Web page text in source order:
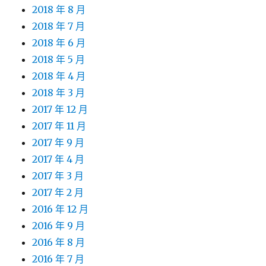
2018 年 8 月
2018 年 7 月
2018 年 6 月
2018 年 5 月
2018 年 4 月
2018 年 3 月
2017 年 12 月
2017 年 11 月
2017 年 9 月
2017 年 4 月
2017 年 3 月
2017 年 2 月
2016 年 12 月
2016 年 9 月
2016 年 8 月
2016 年 7 月